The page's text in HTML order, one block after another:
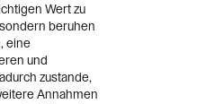
Wert zu
beruhen
eine
und
zustande,
Annahmen